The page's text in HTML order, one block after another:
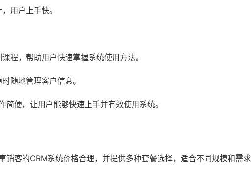
用户上手快。
程，帮助用户快速掌握系统使用方法。
随地管理客户信息。
便，让用户能够快速上手并有效使用系统。
销客的CRM系统价格合理，并提供多种套餐选择，适合不同规模和需